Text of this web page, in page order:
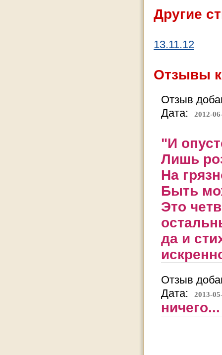
Другие
13.11.12
Отзывы
Отзыв
Дата:
2012-
"И
Лишь
На
Быть
Это
да и
Отзыв
Дата:
2013-
ничего...